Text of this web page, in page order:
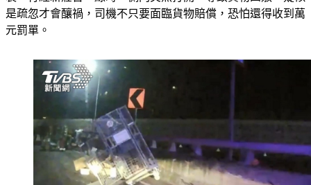
裝，行經新莊台一線時，側門突然打開，導致貨物四散，疑似
是疏忽才會釀禍，司機不只要面臨貨物賠償，恐怕還得收到萬